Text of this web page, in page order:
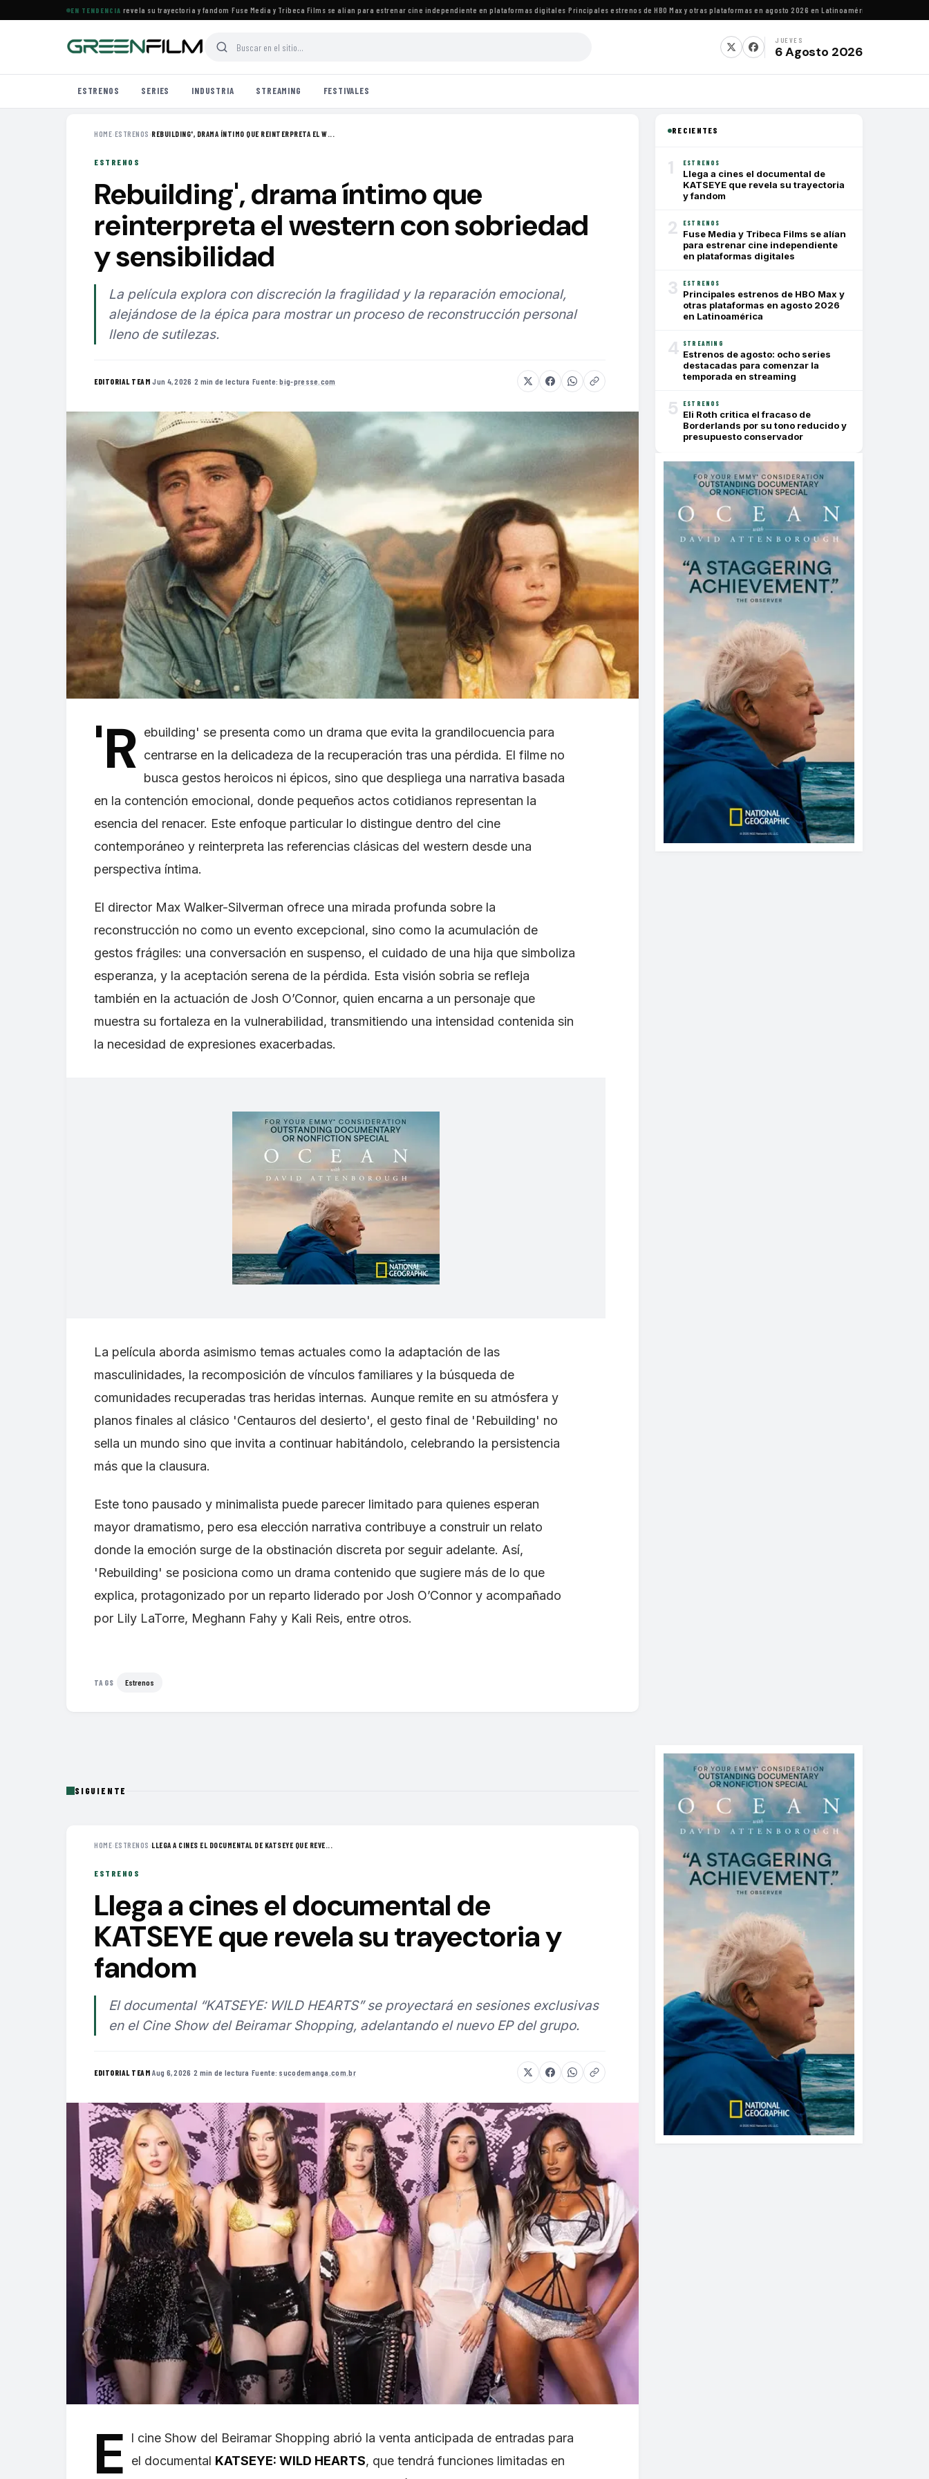
EN TENDENCIA
documental de KATSEYE que revela su trayectoria y fandom·Fuse Media y Tribeca Films se alían para estrenar cine independiente en plataformas digitales·Principales estrenos de HBO Max y otras plataformas en agosto 2026 en Latinoamérica·Estrenos de
JUEVES
6 Agosto 2026
ESTRENOS SERIES INDUSTRIA STREAMING FESTIVALES
HOME›ESTRENOS ›REBUILDING', DRAMA ÍNTIMO QUE REINTERPRETA EL W...
ESTRENOS
Rebuilding', drama íntimo que
reinterpreta el western con sobriedad
y sensibilidad
La película explora con discreción la fragilidad y la reparación emocional,
alejándose de la épica para mostrar un proceso de reconstrucción personal
lleno de sutilezas.
EDITORIAL TEAM·Jun 4, 2026 ·2 min de lectura ·Fuente:big-presse.com
'R ebuilding' se presenta como un drama que evita la grandilocuencia para
centrarse en la delicadeza de la recuperación tras una pérdida. El filme no
busca gestos heroicos ni épicos, sino que despliega una narrativa basada
en la contención emocional, donde pequeños actos cotidianos representan la
esencia del renacer. Este enfoque particular lo distingue dentro del cine
contemporáneo y reinterpreta las referencias clásicas del western desde una
perspectiva íntima.
El director Max Walker-Silverman ofrece una mirada profunda sobre la
reconstrucción no como un evento excepcional, sino como la acumulación de
gestos frágiles: una conversación en suspenso, el cuidado de una hija que simboliza
esperanza, y la aceptación serena de la pérdida. Esta visión sobria se refleja
también en la actuación de Josh O’Connor, quien encarna a un personaje que
muestra su fortaleza en la vulnerabilidad, transmitiendo una intensidad contenida sin
la necesidad de expresiones exacerbadas.
La película aborda asimismo temas actuales como la adaptación de las
masculinidades, la recomposición de vínculos familiares y la búsqueda de
comunidades recuperadas tras heridas internas. Aunque remite en su atmósfera y
planos finales al clásico 'Centauros del desierto', el gesto final de 'Rebuilding' no
sella un mundo sino que invita a continuar habitándolo, celebrando la persistencia
más que la clausura.
Este tono pausado y minimalista puede parecer limitado para quienes esperan
mayor dramatismo, pero esa elección narrativa contribuye a construir un relato
donde la emoción surge de la obstinación discreta por seguir adelante. Así,
'Rebuilding' se posiciona como un drama contenido que sugiere más de lo que
explica, protagonizado por un reparto liderado por Josh O’Connor y acompañado
por Lily LaTorre, Meghann Fahy y Kali Reis, entre otros.
TAGS Estrenos
RECIENTES
1 ESTRENOS
Llega a cines el documental de
KATSEYE que revela su trayectoria
y fandom
2 ESTRENOS
Fuse Media y Tribeca Films se alían
para estrenar cine independiente
en plataformas digitales
3 ESTRENOS
Principales estrenos de HBO Max y
otras plataformas en agosto 2026
en Latinoamérica
4 STREAMING
Estrenos de agosto: ocho series
destacadas para comenzar la
temporada en streaming
5 ESTRENOS
Eli Roth critica el fracaso de
Borderlands por su tono reducido y
presupuesto conservador
SIGUIENTE
HOME›ESTRENOS ›LLEGA A CINES EL DOCUMENTAL DE KATSEYE QUE REVE...
ESTRENOS
Llega a cines el documental de
KATSEYE que revela su trayectoria y
fandom
El documental “KATSEYE: WILD HEARTS” se proyectará en sesiones exclusivas
en el Cine Show del Beiramar Shopping, adelantando el nuevo EP del grupo.
EDITORIAL TEAM·Aug 6, 2026 ·2 min de lectura ·Fuente: sucodemanga.com.br
E
l cine Show del Beiramar Shopping abrió la venta anticipada de entradas para
el documental KATSEYE: WILD HEARTS, que tendrá funciones limitadas en